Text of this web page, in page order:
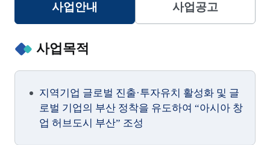
사업안내
선택됨
사업공고
사업목적
지역기업 글로벌 진출·투자유치 활성화 및 글
로벌 기업의 부산 정착을 유도하여 “아시아 창
업 허브도시 부산” 조성